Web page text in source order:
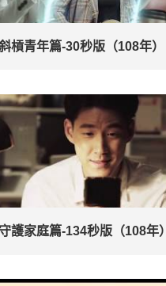
槓青年篇-30秒版（108年）
守護家庭篇-134秒版（108年）